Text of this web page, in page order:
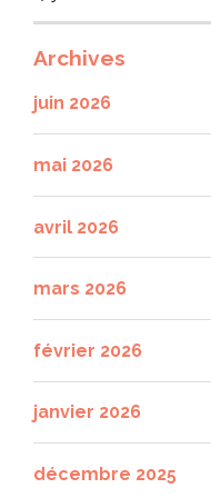
Archives
juin 2026
mai 2026
avril 2026
mars 2026
février 2026
janvier 2026
décembre 2025